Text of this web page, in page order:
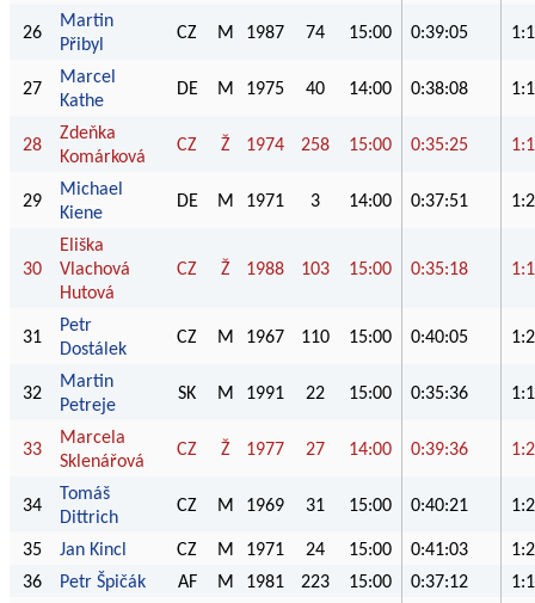
26
Martin
Přibyl
CZ M 1987 74 15:00 0:39:05
27
Marcel
Kathe
DE M 1975 40 14:00 0:38:08
28
Zdeňka
Komárková
CZ Ž 1974 258 15:00 0:35:25
29
Michael
Kiene
DE M 1971 3 14:00 0:37:51
30
Eliška
Vlachová
Hutová
CZ Ž 1988 103 15:00 0:35:18
31
Petr
Dostálek
CZ M 1967 110 15:00 0:40:05
32
Martin
Petreje
SK M 1991 22 15:00 0:35:36
33
Marcela
Sklenářová
CZ Ž 1977 27 14:00 0:39:36
34
Tomáš
Dittrich
CZ M 1969 31 15:00 0:40:21
35 Jan Kincl CZ M 1971 24 15:00 0:41:03
36
Petr Špičák AF M 1981 223 15:00 0:37:12